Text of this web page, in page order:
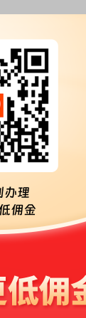
买入次数
净买额占
总成交比
换手率
-0.57%
10.42%
-2.36% 12.47%
-2.25% 20.20%
-1.30% 30.08%